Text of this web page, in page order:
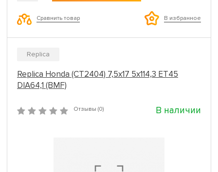
Сравнить товар В избранное
Replica
Replica Honda (CT2404) 7,5x17 5x114,3 ET45
DIA64,1 (BMF)
Отзывы (0) В наличии